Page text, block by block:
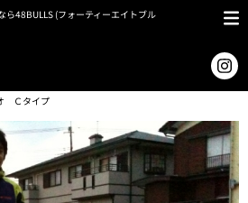
48BULLS (フォーティーエイトブル
Ｃタイプ